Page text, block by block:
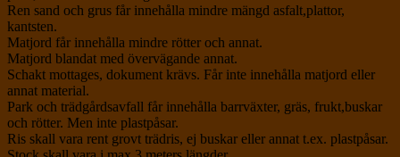
Ren sand och grus får innehålla mindre mängd asfalt,plattor,
kantsten.
Matjord får innehålla mindre rötter och annat.
Matjord blandat med övervägande annat.
Schakt mottages, dokument krävs. Får inte innehålla matjord eller
annat material.
Park och trädgårdsavfall får innehålla barrväxter, gräs, frukt,buskar
och rötter. Men inte plastpåsar.
Ris skall vara rent grovt trädris, ej buskar eller annat t.ex. plastpåsar.